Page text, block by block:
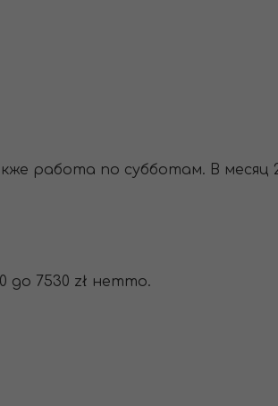
работа по субботам. В месяц
до 7530 zł нетто.